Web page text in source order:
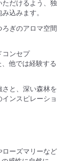
だけるよう、独
込みます。
ぎのアロマ空間
コンセプ
、他では経験する
と、深い森林を
ンスピレーショ
ローズマリーなど